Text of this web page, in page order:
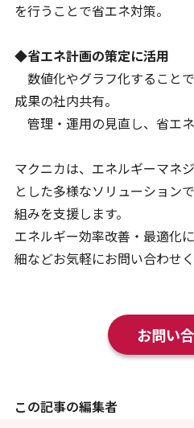
を行うことで省エネ対策。
◆省エネ計画の策定に活用
数値化やグラフ化すること
成果の社内共有。
管理・運用の見直し、省エ
マクニカは、エネルギーマネ
とした多様なソリューション
組みを支援します。
エネルギー効率改善・最適化
細などお気軽にお問い合わせく
お問い
この記事の編集者